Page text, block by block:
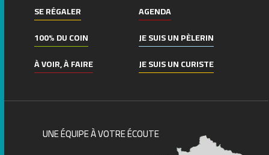
SE RÉGALER
100% DU COIN
À VOIR, À FAIRE
AGENDA
JE SUIS UN PÈLERIN
JE SUIS UN CURISTE
UNE ÉQUIPE À VOTRE ÉCOUTE